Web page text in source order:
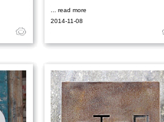
... read more
2014-11-08